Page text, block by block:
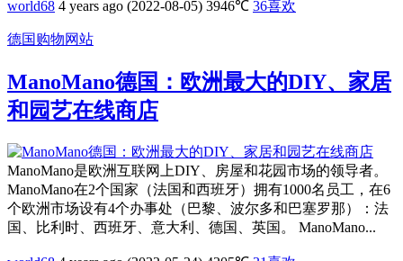
world68 4 years ago (2022-08-05) 3946℃ 36喜欢
德国购物网站
ManoMano德国：欧洲最大的DIY、家居
和园艺在线商店
ManoMano是欧洲互联网上DIY、房屋和花园市场的领导者。
ManoMano在2个国家（法国和西班牙）拥有1000名员工，在6
个欧洲市场设有4个办事处（巴黎、波尔多和巴塞罗那）：法
国、比利时、西班牙、意大利、德国、英国。 ManoMano...